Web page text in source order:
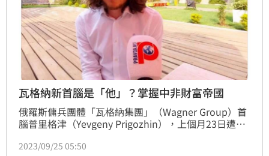
瓦格納新首腦是「他」？掌握中非財富帝國
俄羅斯傭兵團體「瓦格納集團」（Wagner Group）首
腦普里格津（Yevgeny Prigozhin），上個月23日遭遇
（Dmitry Utkin）也在機上，集團高層幾乎團滅，讓瓦
2023/09/25 05:50